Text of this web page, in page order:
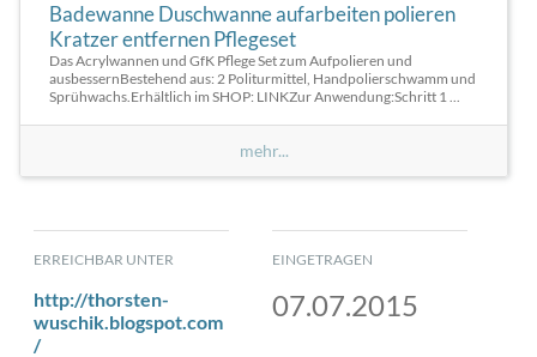
Badewanne Duschwanne aufarbeiten polieren
Kratzer entfernen Pflegeset
Das Acrylwannen und GfK Pflege Set zum Aufpolieren und
ausbessernBestehend aus: 2 Politurmittel, Handpolierschwamm und
Sprühwachs.Erhältlich im SHOP: LINKZur Anwendung:Schritt 1 ...
mehr...
ERREICHBAR UNTER
http://thorsten-
wuschik.blogspot.com
/
EINGETRAGEN
07.07.2015